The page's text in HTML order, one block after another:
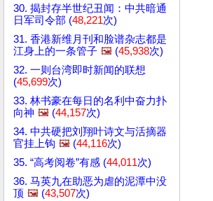
30. 揭封存半世纪丑闻：中共暗通
日军司令部 (48,221次)
31. 香港新维月刊和脸谱杂志都是
江身上的一条管子 🖼️ (45,938次)
32. 一则台湾即时新闻的联想
(45,699次)
33. 林书豪在每日的名利中奋力扑
向神 🖼️ (44,157次)
34. 中共硬把刘翔叶诗文与活摘器
官挂上钩 🖼️ (44,116次)
35. “高考阅卷”有感 (44,011次)
36. 马英九在助恶为虐的泥潭中没
顶 🖼️ (43,507次)